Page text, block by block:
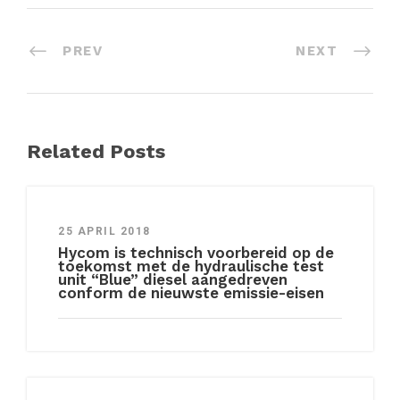
PREV NEXT
Related Posts
25 APRIL 2018
Hycom is technisch voorbereid op de
toekomst met de hydraulische test
unit “Blue” diesel aangedreven
conform de nieuwste emissie-eisen